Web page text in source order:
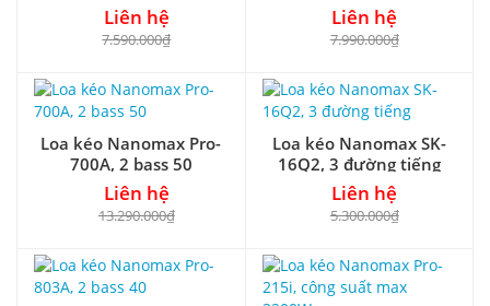
Liên hệ
7.590.000₫
Liên hệ
7.990.000₫
Loa kéo Nanomax Pro-
700A, 2 bass 50
Liên hệ
13.290.000₫
Loa kéo Nanomax SK-
16Q2, 3 đường tiếng
Liên hệ
5.300.000₫